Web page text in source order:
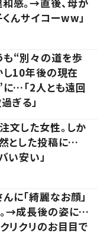
んサイコーww」
も“別々の道を歩
し10年後の現在
…「2人とも遠回
ぎる」
文した女性。しか
とした投稿に…
い安い」
に「綺麗なお顔」
。→成長後の姿に…
クリクリのお目目で